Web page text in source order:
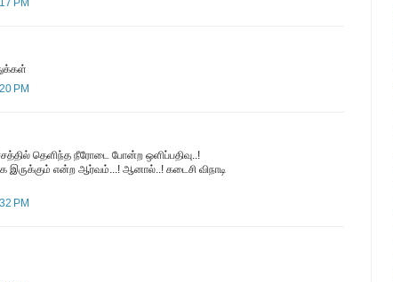
PM
PM
தெளிந்த நீரோடை போன்ற ஒளிப்பதிவு..!
இருக்கும் என்ற ஆர்வம்...! ஆனால்..! கடைசி விநாடி
PM